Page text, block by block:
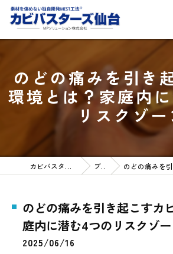
のどの痛みを引き
環境とは？家庭内
リスクゾー
カビバスターズ仙台HOME ブログ のどの痛みを引き起こすカ
のどの痛みを引き起こすカ
庭内に潜む4つのリスクゾ
2025/06/16